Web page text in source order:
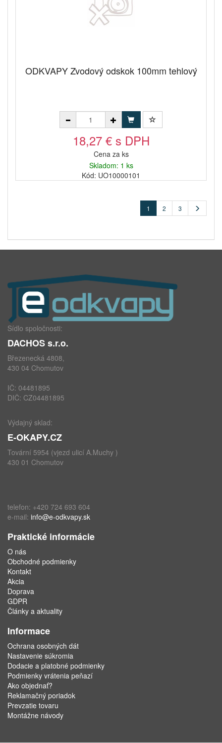
ODKVAPY Zvodový odskok 100mm tehlový
18,27 € s DPH
Cena za ks
Skladom: 1 ks
Kód: UO10000101
1 2 3
Sídlo spoločnosti:
DACHOS s.r.o.
Březenecká 4808,
430 04 Chomutov
IČ: 04481895
DIČ: CZ04481895
Výdajný sklad:
E-OKAPY.CZ
Tovární 5954 (vjezd ulicí A.Muchy )
430 01 Chomutov
telefon: +420 724 693 604
e-mail: info@e-odkvapy.sk
Praktické informácie
O nás
Obchodné podmienky
Kontakt
Akcia
Doprava
GDPR
Články a aktuality
Informace
Ochrana osobných dát
Nastavenie súkromia
Dodacie a platobné podmienky
Podmienky vrátenia peňazí
Ako objednať?
Reklamačný poriadok
Prevzatie tovaru
Montážne návody